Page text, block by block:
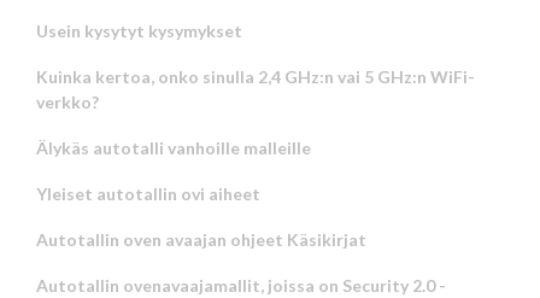
Usein kysytyt kysymykset
Kuinka kertoa, onko sinulla 2,4 GHz:n vai 5 GHz:n WiFi-
verkko?
Älykäs autotalli vanhoille malleille
Yleiset autotallin ovi aiheet
Autotallin oven avaajan ohjeet Käsikirjat
Autotallin ovenavaajamallit, joissa on Security 2.0 -